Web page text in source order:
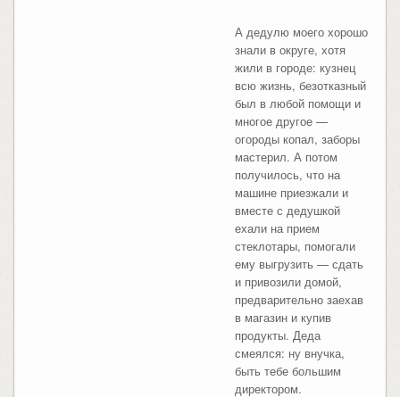
А дедулю моего хорошо
знали в округе, хотя
жили в городе: кузнец
всю жизнь, безотказный
был в любой помощи и
многое другое —
огороды копал, заборы
мастерил. А потом
получилось, что на
машине приезжали и
вместе с дедушкой
ехали на прием
стеклотары, помогали
ему выгрузить — сдать
и привозили домой,
предварительно заехав
в магазин и купив
продукты. Деда
смеялся: ну внучка,
быть тебе большим
директором.